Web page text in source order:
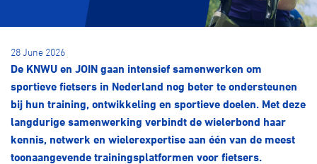
Shop
Producten en diensten
Contact
Over ons
28 June 2026
De KNWU en JOIN gaan intensief samenwerken om
sportieve fietsers in Nederland nog beter te ondersteunen
bij hun training, ontwikkeling en sportieve doelen. Met deze
langdurige samenwerking verbindt de wielerbond haar
kennis, netwerk en wielerexpertise aan één van de meest
toonaangevende trainingsplatformen voor fietsers.
BMX freestyle Gravel
Veldrijden Biketrial